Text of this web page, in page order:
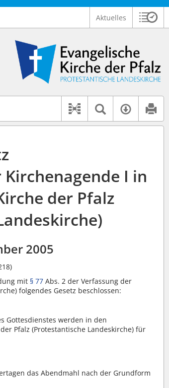
Aktuelles
oder "Pfarrerausschuss".
der Pfalz
Dokument-
Textsuche
I in
der Pfalz
2005
mit § 77 Abs. 2 der Verfassung der
folgendes Gesetz beschlossen:
Gottesdienstes werden in den
Pfalz (Protestantische Landeskirche) für
das Abendmahl nach der Grundform